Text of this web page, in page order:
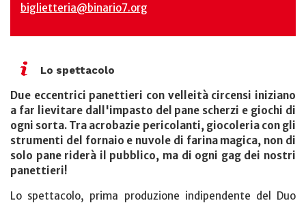
biglietteria@binario7.org
Lo spettacolo
Due eccentrici panettieri con velleità circensi iniziano
a far lievitare dall'impasto del pane scherzi e giochi di
ogni sorta. Tra acrobazie pericolanti, giocoleria con gli
strumenti del fornaio e nuvole di farina magica, non di
solo pane riderà il pubblico, ma di ogni gag dei nostri
panettieri!
Lo spettacolo, prima produzione indipendente del Duo